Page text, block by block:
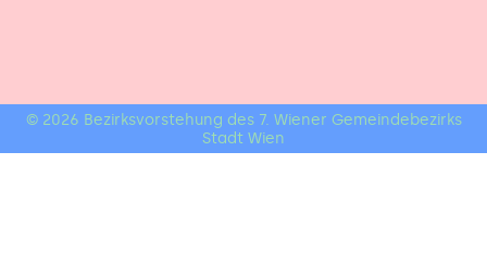
© 2026 Bezirksvorstehung des 7. Wiener Gemeindebezirks
Stadt Wien